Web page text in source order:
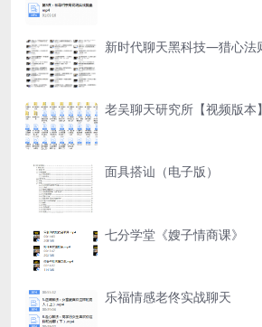
新时代聊天黑科技—猎心法
老吴聊天研究所【视频版本】
面具搭讪（电子版）
七分学堂《嫂子情商课》
乐福情感老佟实战聊天